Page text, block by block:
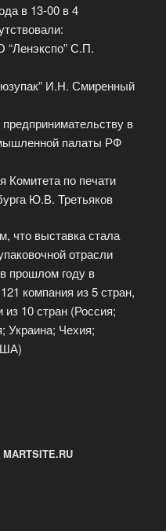
в 13-00 в 4
С.П.
И.Н. Смиренный
в
палаты РФ
по печати
Ю.В. Третьяков
что выставка стала
отрасли
прошлом году в
компания из 5 стран,
из 10 стран (Россия;
Украина; Чехия;